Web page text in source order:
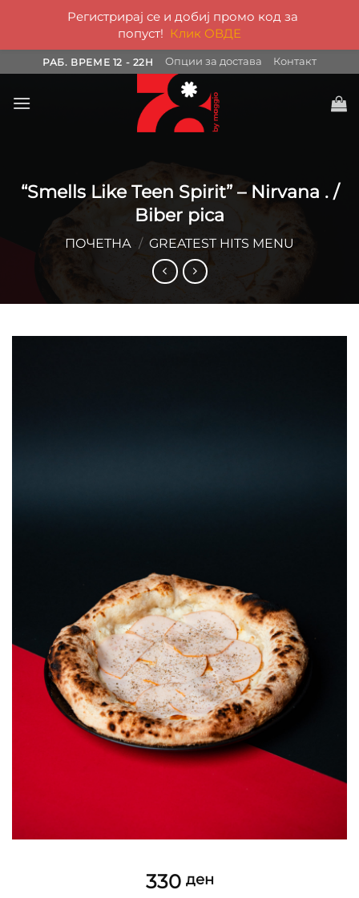
to
content
РАБ. ВРЕМЕ 12 - 22H Опции за достава Контакт
“Smells Like Teen Spirit” – Nirvana . /
Biber pica
ПОЧЕТНА / GREATEST HITS MENU
330 ден
Регистрирај се и добиј промо код за
попуст! Клик ОВДЕ